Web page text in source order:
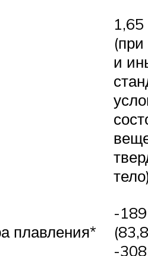
1,65
и
плавления*
-
-